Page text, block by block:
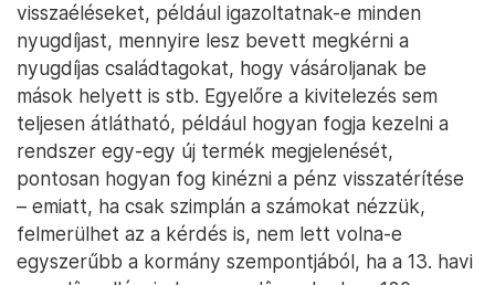
visszaéléseket, például igazoltatnak-e minden
nyugdíjast, mennyire lesz bevett megkérni a
nyugdíjas családtagokat, hogy vásároljanak be
mások helyett is stb. Egyelőre a kivitelezés sem
teljesen átlátható, például hogyan fogja kezelni a
rendszer egy-egy új termék megjelenését,
pontosan hogyan fog kinézni a pénz visszatérítése
– emiatt, ha csak szimplán a számokat nézzük,
felmerülhet az a kérdés is, nem lett volna-e
egyszerűbb a kormány szempontjából, ha a 13. havi